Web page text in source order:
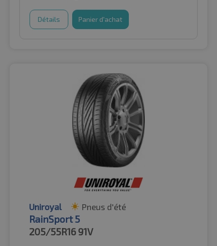
Détails Panier d'achat
Uniroyal Pneus d'été
RainSport 5
205/55R16 91V